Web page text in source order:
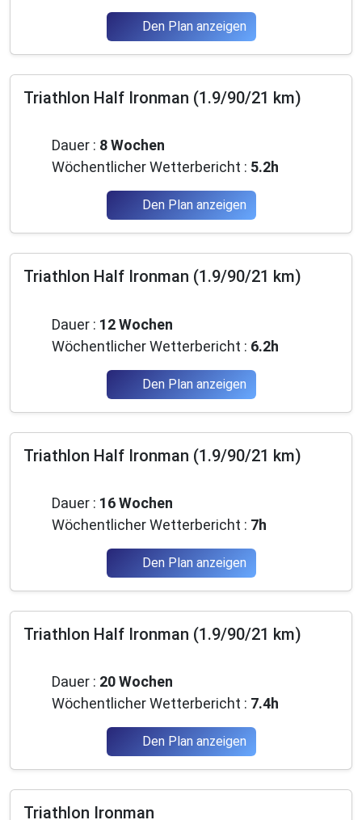
Den Plan anzeigen
Triathlon Half Ironman (1.9/90/21 km)
Dauer : 8 Wochen
Wöchentlicher Wetterbericht : 5.2h
Den Plan anzeigen
Triathlon Half Ironman (1.9/90/21 km)
Dauer : 12 Wochen
Wöchentlicher Wetterbericht : 6.2h
Den Plan anzeigen
Triathlon Half Ironman (1.9/90/21 km)
Dauer : 16 Wochen
Wöchentlicher Wetterbericht : 7h
Den Plan anzeigen
Triathlon Half Ironman (1.9/90/21 km)
Dauer : 20 Wochen
Wöchentlicher Wetterbericht : 7.4h
Den Plan anzeigen
Triathlon Ironman